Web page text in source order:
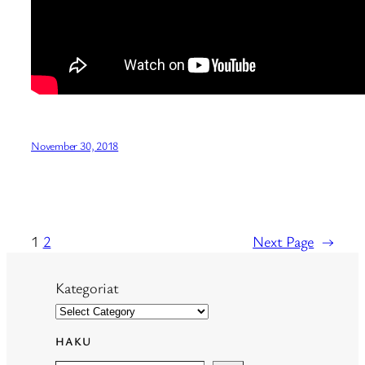
November 30, 2018
1 2 Next Page →
Kategoriat
HAKU